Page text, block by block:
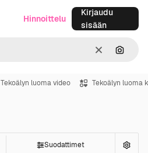
SelkeäHae
Hinnoittelu
Kirjaudu
sisään
Tekoälyn luoma video Tekoälyn luoma
Suodattimet